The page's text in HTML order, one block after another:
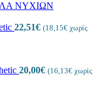
ΝΥΧΙΩΝ
22,51€ (18,15€ χωρίς
20,00€ (16,13€ χωρίς